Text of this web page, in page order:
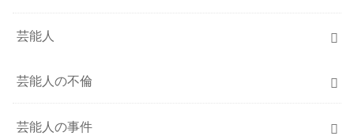
芸能人
芸能人の不倫
芸能人の事件